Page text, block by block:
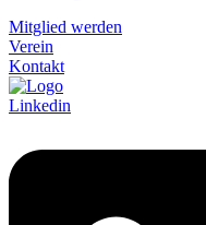
Mitglied werden
Verein
Kontakt
Linkedin